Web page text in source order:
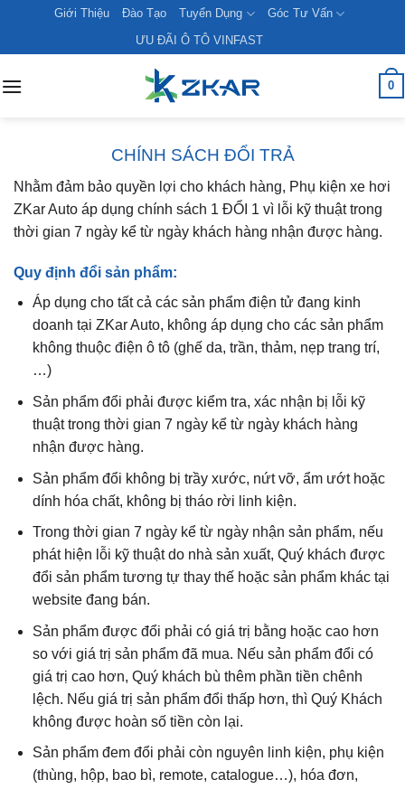
content
Giới Thiệu Đào Tạo Tuyển Dụng
Góc Tư Vấn
ƯU ĐÃI Ô TÔ VINFAST
0
CHÍNH SÁCH ĐỔI TRẢ
Nhằm đảm bảo quyền lợi cho khách hàng, Phụ kiện xe hơi
ZKar Auto áp dụng chính sách 1 ĐỔI 1 vì lỗi kỹ thuật trong
thời gian 7 ngày kể từ ngày khách hàng nhận được hàng.
Quy định đổi sản phẩm:
Áp dụng cho tất cả các sản phẩm điện tử đang kinh
doanh tại ZKar Auto, không áp dụng cho các sản phẩm
không thuộc điện ô tô (ghế da, trần, thảm, nẹp trang trí,
…)
Sản phẩm đổi phải được kiểm tra, xác nhận bị lỗi kỹ
thuật trong thời gian 7 ngày kể từ ngày khách hàng
nhận được hàng.
Sản phẩm đổi không bị trầy xước, nứt vỡ, ẩm ướt hoặc
dính hóa chất, không bị tháo rời linh kiện.
Trong thời gian 7 ngày kể từ ngày nhận sản phẩm, nếu
phát hiện lỗi kỹ thuật do nhà sản xuất, Quý khách được
đổi sản phẩm tương tự thay thế hoặc sản phẩm khác tại
website đang bán.
Sản phẩm được đổi phải có giá trị bằng hoặc cao hơn
so với giá trị sản phẩm đã mua. Nếu sản phẩm đổi có
giá trị cao hơn, Quý khách bù thêm phần tiền chênh
lệch. Nếu giá trị sản phẩm đổi thấp hơn, thì Quý Khách
không được hoàn số tiền còn lại.
Sản phẩm đem đổi phải còn nguyên linh kiện, phụ kiện
(thùng, hộp, bao bì, remote, catalogue…), hóa đơn,